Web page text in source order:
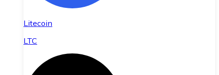
Litecoin
LTC